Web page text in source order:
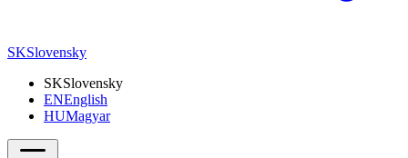
SKSlovensky
SKSlovensky
ENEnglish
HUMagyar